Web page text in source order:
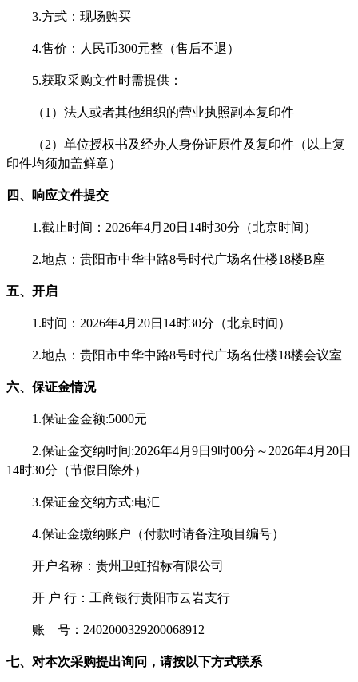
3.方式：现场购买
4.售价：人民币300元整（售后不退）
5.获取采购文件时需提供：
（1）法人或者其他组织的营业执照副本复印件
（2） 单位授权书及经办人身份证原件及复印件（以上复
印件均须加盖鲜章）
四、响应文件提交
1.截止时间：2026年4月 20日 14时30分 （北京时间）
2.地点：贵阳市中华中路8号时代广场名仕楼18楼B座
五、开启
1.时间：2026年4月 20日 14时30分（北京时间）
2.地点：贵阳市中华中路8号时代广场名仕楼18楼会议室
六、保证金情况
1.保证金金额:5000元
2.保证金交纳时间:2026年4月 9日 9时00分～2026年4月 20日
14时30分（节假日除外）
3.保证金交纳方式:电汇
4.保证金缴纳账户（付款时请备注项目编号）
开户名称：贵州卫虹招标有限公司
开 户 行：工商银行贵阳市云岩支行
账 号： 2402000329200068912
七、 对本次采购提出询问，请按以下方式联系